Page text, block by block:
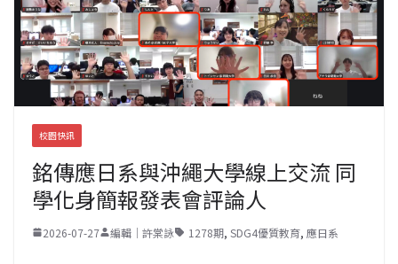
校園快訊
銘傳應日系與沖繩大學線上交流 同
學化身簡報發表會評論人
2026-07-27 編輯｜許棠詠 1278期, SDG4優質教育, 應日系